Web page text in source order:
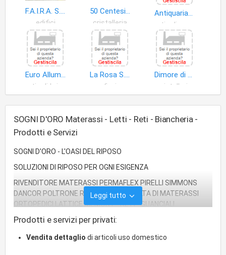
F.A.I.R.A. S.r.l.
edifici
50 Centesimi di Quaranta Mario
cristalleria
Antiquariato D'arte di Palumbo Anna Maria & C. S.a.s
Euro Alluminio S.r.l
La Rosa S.a.s. di Francesco Abile e C
fiori
Dimore di Barretta Giovanna
cristalleria
SOGNI D'ORO Materassi - Letti - Reti - Biancheria -
Prodotti e Servizi
SOGNI D'ORO - L'OASI DEL RIPOSO
SOLUZIONI DI RIPOSO PER OGNI ESIGENZA
RIVENDITORE MATERASSI PERMAFLEX PIRELLI SIMMONS
DANCOR POLTRONE RELAX VASTA SCELTA DI MATERASSI
ORTOPEDICI LATTICE MEMORY - RETI - GUANCIALI
LENZUOLA - BIANCHERIA PER LA CASA E DA CORREDO -
POLTRONE RELAX VIBROMASSAGIANTI- ANCHE SU MISURA E
Leggi tutto
Prodotti e servizi per privati:
Vendita dettaglio di articoli uso domestico